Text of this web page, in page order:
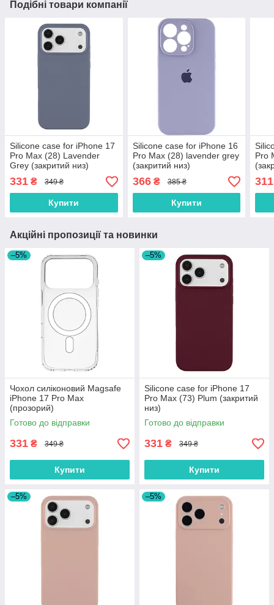
Подібні товари компанії
Silicone case for iPhone 17
Pro Max (28) Lavender
Grey (закритий низ)
331 ₴ 349 ₴
Купити
Silicone case for iPhone 16
Pro Max (28) lavender grey
(закритий низ)
366₴ 385 ₴
Купити
Pro
311
Акційні пропозиції та новинки
–5%
Чохол силіконовий Magsafe
iPhone 17 Pro Max
(прозорий)
Готово до відправки
331 ₴ 349 ₴
Купити
–5%
Silicone case for iPhone 17
Pro Max (73) Plum (закритий
низ)
Готово до відправки
331 ₴ 349 ₴
Купити
–5% –5%